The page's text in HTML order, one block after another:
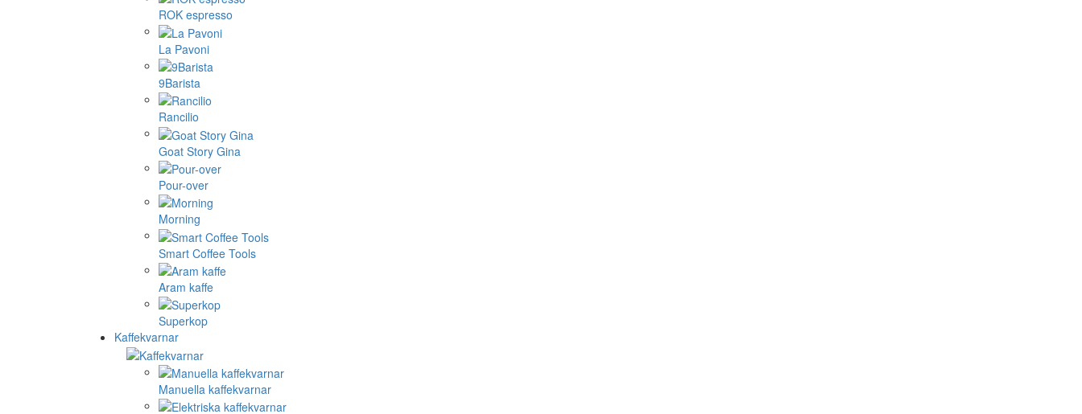
ROK espresso
La Pavoni
9Barista
Rancilio
Goat Story Gina
Pour-over
Morning
Smart Coffee Tools
Aram kaffe
Superkop
Kaffekvarnar
Manuella kaffekvarnar